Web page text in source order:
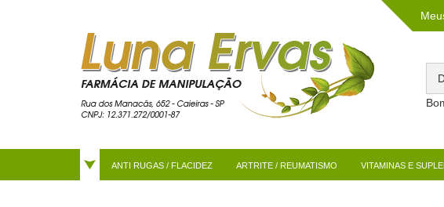
ANTI RUGAS / FLACIDEZ ARTRITE / REUMATISMO VITAMINAS E